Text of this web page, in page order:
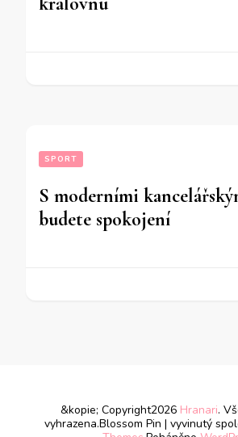
SPORT
S moderními
budete spokojení
&kopie; Copyright2026 Hranari.
vyhrazena.Blossom Pin | vyvinutý